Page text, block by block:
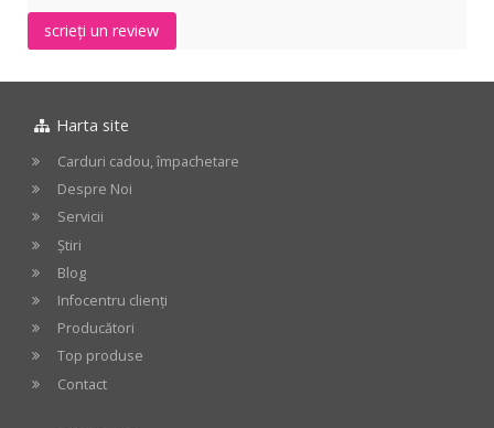
scrieți un review
Harta site
Carduri cadou, împachetare
Despre Noi
Servicii
Știri
Blog
Infocentru clienți
Producători
Top produse
Contact